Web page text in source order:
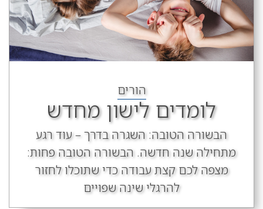
הורים
לומדים לישון מחדש
הבשורה הטובה: השגרה בדרך – עוד רגע
מתחילה שנה חדשה. הבשורה הטובה פחות:
מצפה לכם קצת עבודה כדי שתוכלו לחזור
להרגלי שינה שפויים